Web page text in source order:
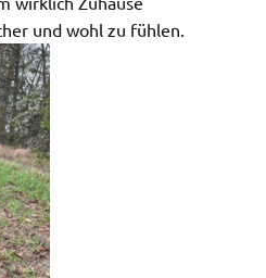
und wohl zu fühlen.